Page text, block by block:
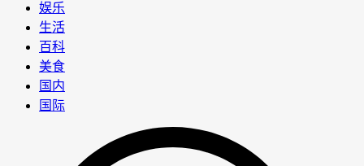
娱乐
生活
百科
美食
国内
国际